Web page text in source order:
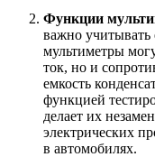
Функции
важно
мультиметры
ток, но и
емкость
функцией
делает их
электрических
в автомобилях.